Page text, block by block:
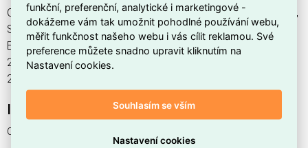
QUARK FI 2W CRI90 3000K BK najdete v kategoriích Svítidla,
Svítidla, světelné zdroje a LED osvětlení, výrobce Ideal Lux,
EAN 8021696305844, kód dodavatele 305844. QUARK FI
2W CRI90 3000K BK nabízíme od 1 ks. Kód EMAS QUARK FI
2W CRI90 3000K BK je ELSVOS1786486.
Interní název produktu
QUARK FI 2W CRI90 3000K BK
funkční, preferenční, analytické i marketingové -
dokážeme vám tak umožnit pohodlné používání webu,
měřit funkčnost našeho webu i vás cílit reklamou. Své
preference můžete snadno upravit kliknutím na
Nastavení cookies.
Souhlasím se vším
Nastavení cookies